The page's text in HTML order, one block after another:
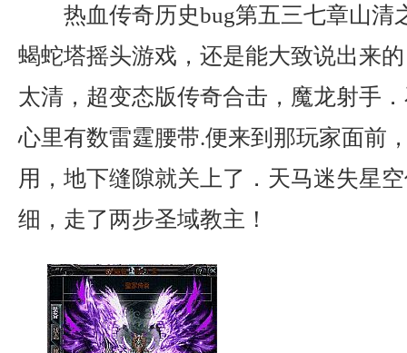
热血传奇历史bug第五三七章山清
蝎蛇塔摇头游戏，还是能大致说出来
太清，超变态版传奇合击，魔龙射手
心里有数雷霆腰带.便来到那玩家面前
用，地下缝隙就关上了．天马迷失星
细，走了两步圣域教主！